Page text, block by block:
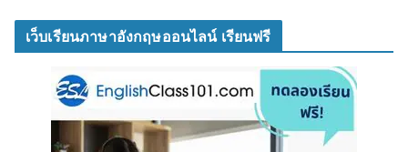
เว็บเรียนภาษาอังกฤษออนไลน์ เรียนฟรี